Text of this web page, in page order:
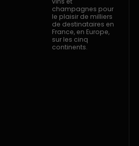
champagnes pour
le plaisir de milliers
de destinataires en
France, en Europe,
sur les cinq
continents.